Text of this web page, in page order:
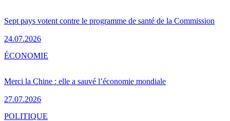
Sept pays votent contre le programme de santé de la Commission
24.07.2026
Merci la Chine : elle a sauvé l’économie mondiale
27.07.2026
ÉCONOMIE
POLITIQUE